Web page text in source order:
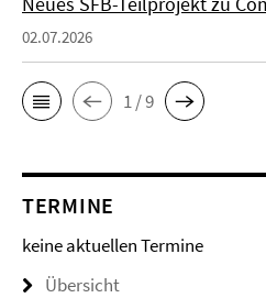
02.07.2026
1 / 9
TERMINE
keine aktuellen Termine
Übersicht